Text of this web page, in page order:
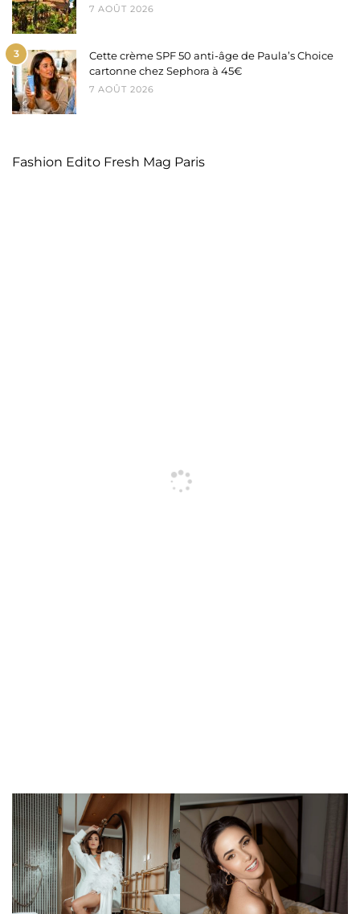
7 AOÛT 2026
3
Cette crème SPF 50 anti-âge de Paula’s Choice
cartonne chez Sephora à 45€
7 AOÛT 2026
Fashion Edito Fresh Mag Paris